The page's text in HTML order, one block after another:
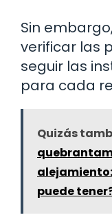
Sin
verificar las
seguir las
para cada
Quizás
puede